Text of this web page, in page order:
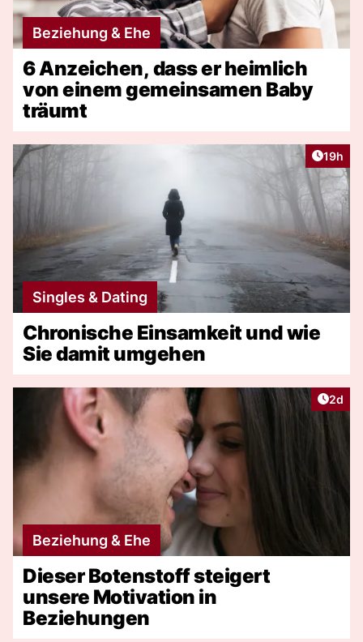
Beziehung & Ehe
6 Anzeichen, dass er heimlich
von einem gemeinsamen Baby
träumt
Artikel
19h
Singles & Dating
Chronische Einsamkeit und wie
Sie damit umgehen
2d
Beziehung & Ehe
Dieser Botenstoff steigert
unsere Motivation in
Beziehungen